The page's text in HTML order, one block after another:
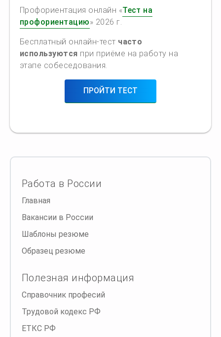
Профориентация онлайн «Тест на
профориентацию» 2026 г.
Бесплатный онлайн-тест часто
используются при приёме на работу на
этапе собеседования.
ПРОЙТИ ТЕСТ
Работа в России
Главная
Вакансии в России
Шаблоны резюме
Образец резюме
Полезная информация
Справочник професий
Трудовой кодекс РФ
ЕТКС РФ